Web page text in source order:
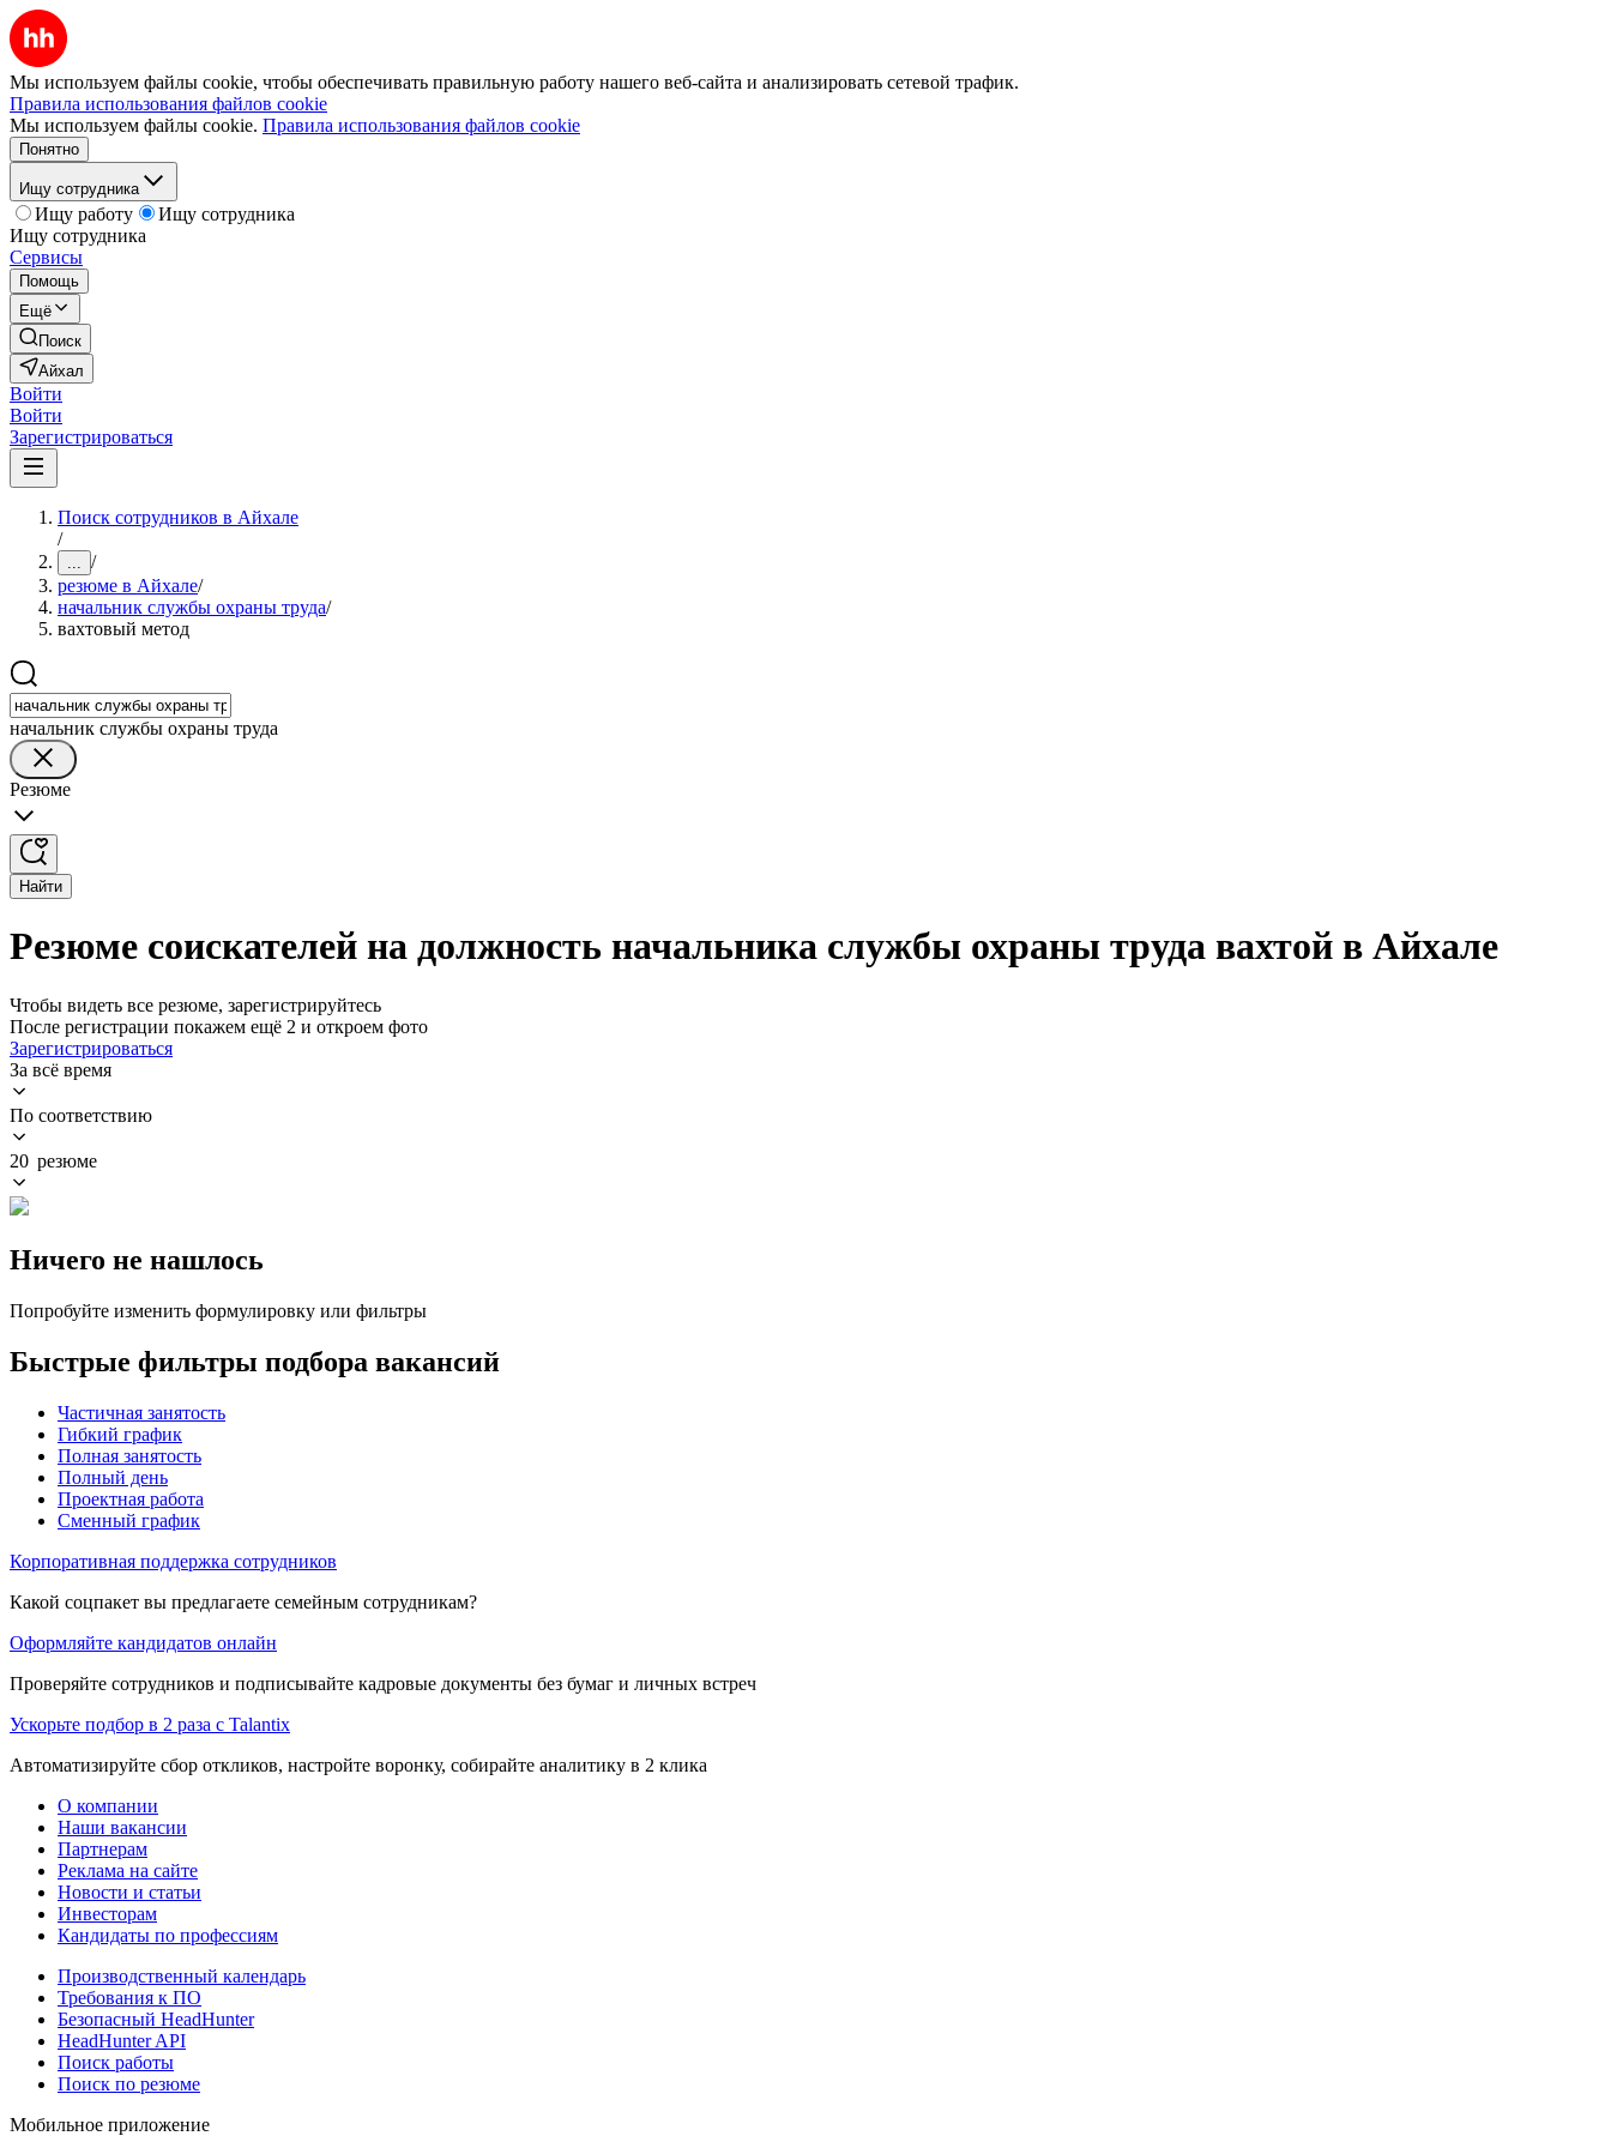
Мы используем файлы cookie, чтобы обеспечивать правильную работу нашего веб-сайта и анализировать сетевой трафик.
Правила использования файлов cookie
Мы используем файлы cookie. Правила использования файлов cookie
Понятно
Ищу сотрудника
Ищу работу
Ищу сотрудника
Ищу сотрудника
Сервисы
Помощь
Ещё
Поиск
Айхал
Войти
Войти
Зарегистрироваться
Поиск сотрудников в Айхале
/
... /
резюме в Айхале/
начальник службы охраны труда/
вахтовый метод
начальник службы охраны труда
Резюме
Найти
Резюме соискателей на должность начальника службы охраны труда вахтой в Айхале
Чтобы видеть все резюме, зарегистрируйтесь
После регистрации покажем ещё 2 и откроем фото
Зарегистрироваться
За всё время
По соответствию
20 резюме
Ничего не нашлось
Попробуйте изменить формулировку или фильтры
Быстрые фильтры подбора вакансий
Частичная занятость
Гибкий график
Полная занятость
Полный день
Проектная работа
Сменный график
Корпоративная поддержка сотрудников
Какой соцпакет вы предлагаете семейным сотрудникам?
Оформляйте кандидатов онлайн
Проверяйте сотрудников и подписывайте кадровые документы без бумаг и личных встреч
Ускорьте подбор в 2 раза с Talantix
Автоматизируйте сбор откликов, настройте воронку, собирайте аналитику в 2 клика
О компании
Наши вакансии
Партнерам
Реклама на сайте
Новости и статьи
Инвесторам
Кандидаты по профессиям
Производственный календарь
Требования к ПО
Безопасный HeadHunter
HeadHunter API
Поиск работы
Поиск по резюме
Мобильное приложение